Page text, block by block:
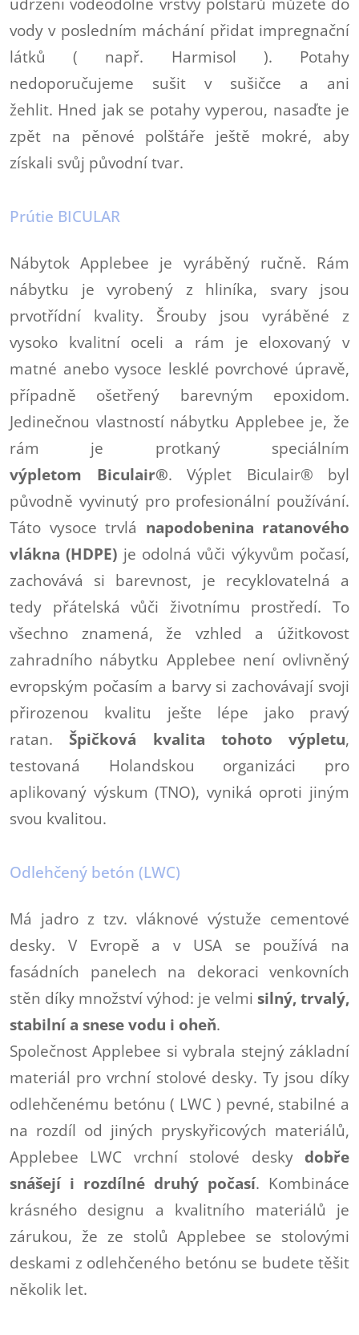
vody v posledním máchání přidat impregnační
látků ( např. Harmisol ). Potahy
nedoporučujeme sušit v sušičce a ani
žehlit. Hned jak se potahy vyperou, nasaďte je
zpět na pěnové polštáře ještě mokré, aby
získali svůj původní tvar.
Prútie BICULAR
Nábytok Applebee je vyráběný ručně. Rám
nábytku je vyrobený z hliníka, svary jsou
prvotřídní kvality. Šrouby jsou vyráběné z
vysoko kvalitní oceli a rám je eloxovaný v
matné anebo vysoce lesklé povrchové úpravě,
případně ošetřený barevným epoxidom.
Jedinečnou vlastností nábytku Applebee je, že
rám je protkaný speciálním
výpletom
Biculair®. Výplet Biculair® byl
původně vyvinutý pro profesionální používání.
Táto vysoce trvlá napodobenina ratanového
vlákna (HDPE) je odolná vůči výkyvům počasí,
zachovává si barevnost, je recyklovatelná a
tedy přátelská vůči životnímu prostředí. To
všechno znamená, že vzhled a úžitkovost
zahradního nábytku Applebee není ovlivněný
evropským počasím a barvy si zachovávají svoji
přirozenou kvalitu ješte lépe jako pravý
ratan. Špičková kvalita tohoto výpletu,
testovaná Holandskou organizáci pro
aplikovaný výskum (TNO), vyniká oproti jiným
svou kvalitou.
Odlehčený betón (LWC)
Má jadro z tzv. vláknové výstuže cementové
desky. V Evropě a v USA se používá na
fasádních panelech na dekoraci venkovních
stěn díky množství výhod: je velmi silný, trvalý,
stabilní a snese vodu i oheň.
Společnost Applebee si vybrala stejný základní
materiál pro vrchní stolové desky. Ty jsou díky
odlehčenému betónu ( LWC ) pevné, stabilné a
na rozdíl od jiných pryskyřicových materiálů,
Applebee LWC vrchní stolové desky dobře
snášejí i rozdílné druhý počasí. Kombináce
krásného designu a kvalitního materiálů je
zárukou, že ze stolů Applebee se stolovými
deskami z odlehčeného betónu se budete těšit
několik let.